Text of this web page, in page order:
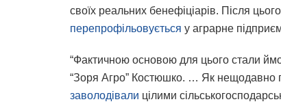
своїх реальних бенефіціарів. Після
перепрофільовується у аграрне
“Фактичною основою для цього стали
“Зоря Агро” Костюшко. … Як нещодавно
заволодівали цілими